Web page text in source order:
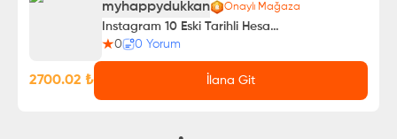
myhappydukkan Onaylı Mağaza
Instagram 10 Eski Tarihli Hesap (2013-2024)
0
0 Yorum
2700.02 ₺ İlana Git